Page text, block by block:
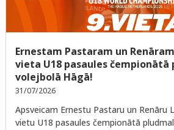
Ernestam Pastaram un
vieta U18 pasaules čempionātā
volejbolā Hāgā!
31/07/2026
Apsveicam Ernestu Pastaru un Renāru
vietu U18 pasaules čempionātā